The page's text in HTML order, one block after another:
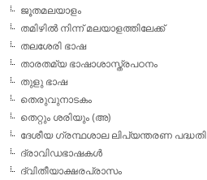
ജൂതമലയാളം
തമിഴില്‍ നിന്ന് മലയാളത്തിലേക്ക്
തലശേരി ഭാഷ
താരതമ്യ ഭാഷാശാസ്ത്രപഠനം
തുളു ഭാഷ
തെരുവുനാടകം
തെറ്റും ശരിയും (അ)
ദേശീയ ഗ്രന്ഥശാല ലിപ്യന്തരണ പദ്ധതി
ദ്രാവിഡഭാഷകള്‍
ദ്വിതീയാക്ഷരപ്രാസം